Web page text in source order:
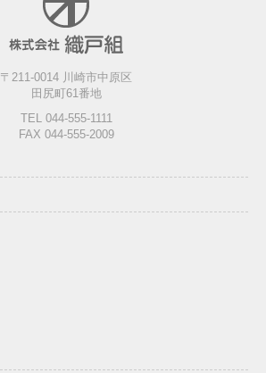
〒211-0014 川崎市中原区
田尻町61番地
TEL 044-555-1111
FAX 044-555-2009